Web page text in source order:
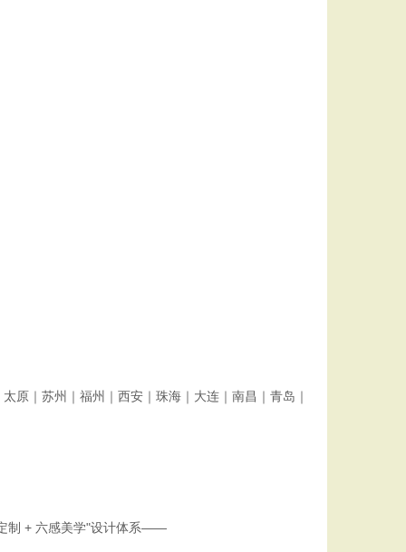
原｜苏州｜福州｜西安｜珠海｜大连｜南昌｜青岛｜
制 + 六感美学"设计体系——